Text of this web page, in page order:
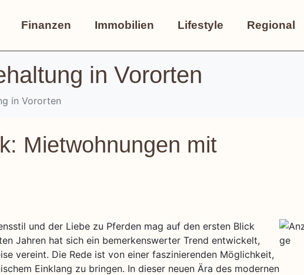
Finanzen Immobilien Lifestyle Regional
in Vororten
in Vororten
Mietwohnungen mit
und der Liebe zu Pferden mag auf den ersten Blick
Jahren hat sich ein bemerkenswerter Trend entwickelt,
vereint. Die Rede ist von einer faszinierenden Möglichkeit,
Einklang zu bringen. In dieser neuen Ära des modernen